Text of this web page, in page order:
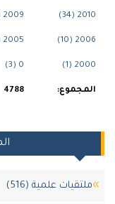
2009 (40)
2006 (10)
2005 (7)
2000 (1)
المجموع: 4788
ملتقيات علمية (516)